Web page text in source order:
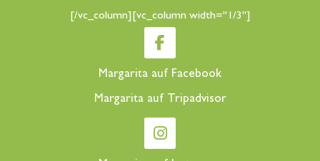
[/vc_column][vc_column width="1/3"]
Margarita auf Facebook
Margarita auf Tripadvisor